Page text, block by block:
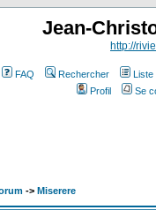
Jean-
http://
FAQ Rechercher Liste
Profil
Se
-> Miserere